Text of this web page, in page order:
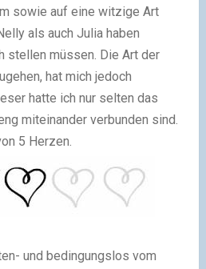
sowie auf eine witzige Art
als auch Julia haben
stellen müssen. Die Art der
hat mich jedoch
hatte ich nur selten das
miteinander verbunden sind.
5 Herzen.
und bedingungslos vom